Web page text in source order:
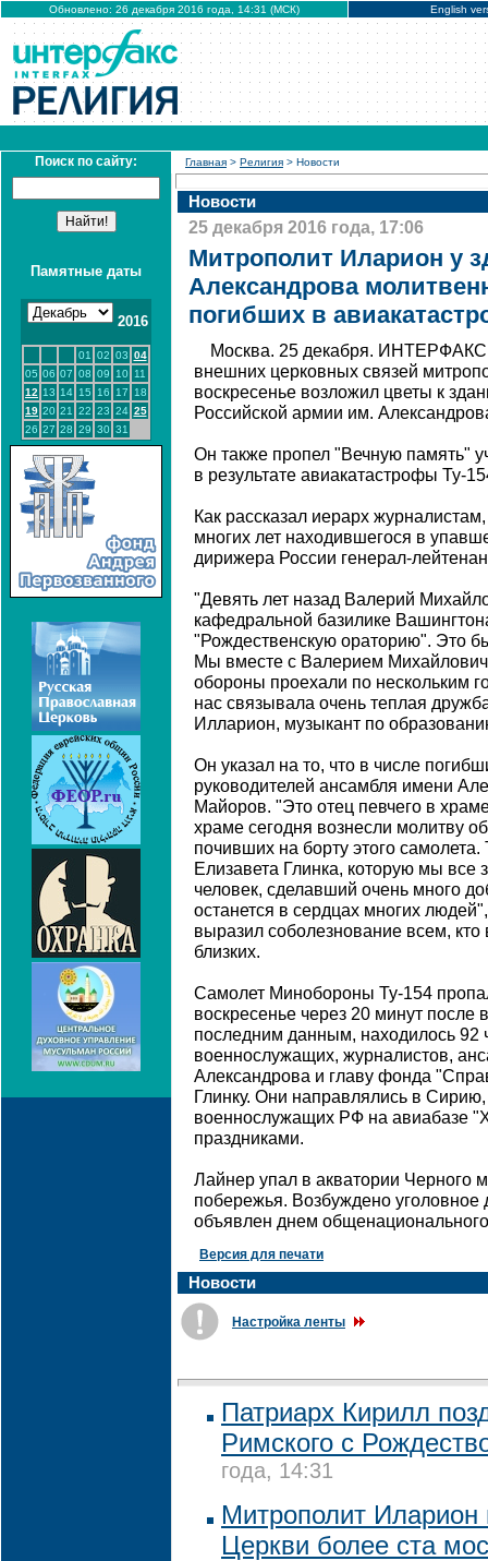
Обновлено: 26 декабря 2016 года, 14:31 (МСК) English
Поиск по сайту:
Памятные даты
2016
01 02 03 04
05 06 07 08 09 10
11
12 13 14 15 16 17
18
19 20 21 22 23 24 25
26 27 28 29 30 31
Главная > Религия > Новости
Новости
25 декабря 2016 года, 17:06
Митрополит Иларион у
Александрова
погибших в
Москва. 25 декабря. ИНТЕРФАКС
внешних церковных связей
воскресенье возложил цветы к
Российской армии им.
Он также пропел "Вечную память"
в результате авиакатастрофы Ту-
Как рассказал иерарх
многих лет находившегося в
дирижера России генерал-
"Девять лет назад Валерий
кафедральной базилике
"Рождественскую ораторию". Это
Мы вместе с Валерием
обороны проехали по нескольким
нас связывала очень теплая
Илларион, музыкант по
Он указал на то, что в числе
руководителей ансамбля имени
Майоров. "Это отец певчего в
храме сегодня вознесли молитву
почивших на борту этого
Елизавета Глинка, которую мы все
человек, сделавший очень много
останется в сердцах многих
выразил соболезнование всем, кто
близких.
Самолет Минобороны Ту-154
воскресенье через 20 минут после
последним данным, находилось 92
военнослужащих, журналистов,
Александрова и главу фонда
Глинку. Они направлялись в
военнослужащих РФ на авиабазе
праздниками.
Лайнер упал в акватории Черного
побережья. Возбуждено уголовное
объявлен днем
Версия для печати
Новости
Настройка ленты
Патриарх Кирилл
Римского с
года, 14:31
Митрополит Иларион
Церкви более ста